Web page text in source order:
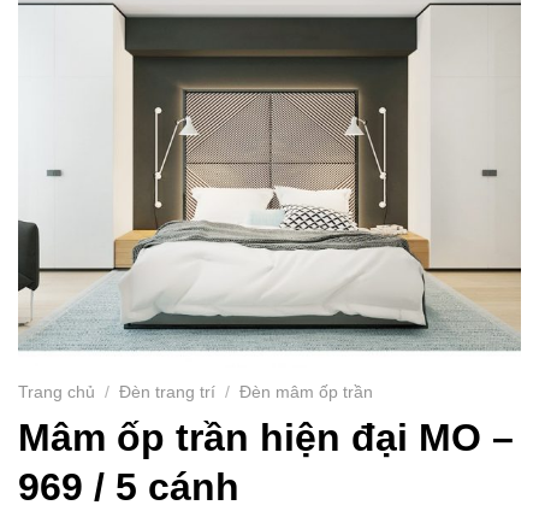
Trang chủ / Đèn trang trí / Đèn mâm ốp trần
Mâm ốp trần hiện đại MO –
969 / 5 cánh